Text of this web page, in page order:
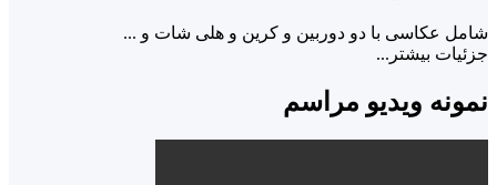
شامل عکاسی با دو دوربین و کرین و هلی شات و ...
جزئیات بیشتر...
نمونه ویدیو مراسم